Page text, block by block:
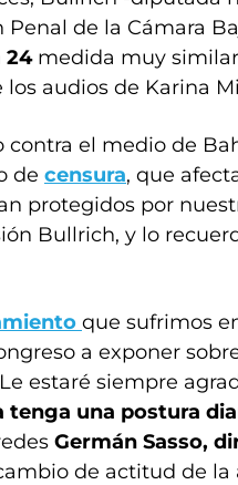
de la Cámara
24 medida muy
audios de Karina
el medio de
de censura, que
protegidos por
Bullrich, y lo
que sufrimos
a exponer
estaré siempre
tenga una postura
Germán Sasso,
de actitud de